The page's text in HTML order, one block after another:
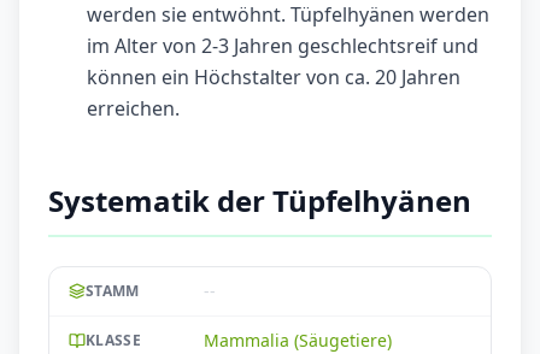
werden sie entwöhnt. Tüpfelhyänen werden
im Alter von 2-3 Jahren geschlechtsreif und
können ein Höchstalter von ca. 20 Jahren
erreichen.
Systematik der Tüpfelhyänen
STAMM --
KLASSE Mammalia (Säugetiere)